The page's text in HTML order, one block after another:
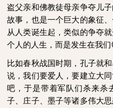
盗父亲和佛教徒母亲争夺儿
故事，也是一个巨大的象征
从人类诞生起，类似的争夺
个人的人生，而是发生在我们
比如春秋战国时期，孔子就
说，我们要爱人，要建立大
吧，于是带着军队们杀来杀
子、庄子、墨子等诸多伟大